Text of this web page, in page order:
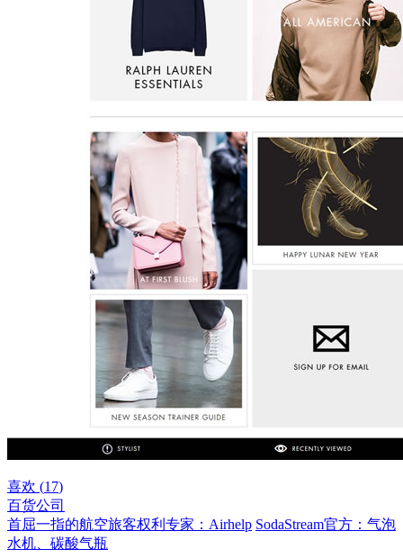
喜欢 (17)
百货公司
首屈一指的航空旅客权利专家：Airhelp SodaStream官方：气泡
水机、碳酸气瓶